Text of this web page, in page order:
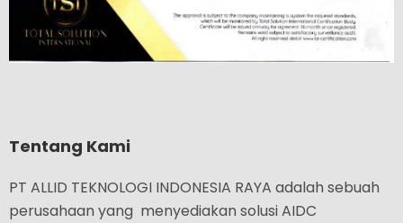
Tentang Kami
PT ALLID TEKNOLOGI INDONESIA RAYA adalah sebuah
perusahaan yang menyediakan solusi AIDC